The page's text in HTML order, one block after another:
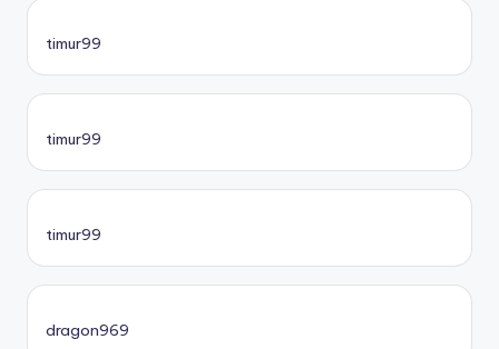
timur99
timur99
timur99
dragon969